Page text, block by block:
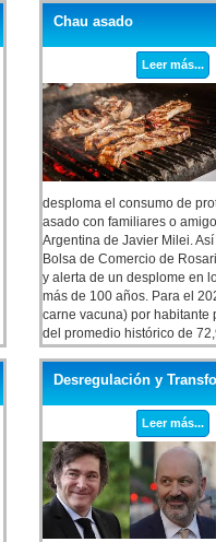
Chau asado
Leer más...
desploma el consumo de
asado con familiares o
Argentina de Javier Milei.
Bolsa de Comercio de
y alerta de un desplome en
más de 100 años. Para el
carne vacuna) por habitante
del promedio histórico de
Ramseyer y Emilce Terré
de Comercio de Rosario.
Desregulación y
Leer más...